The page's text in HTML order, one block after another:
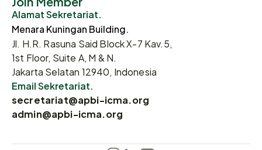
Alamat Sekretariat.
Menara Kuningan Building.
Jl. H.R. Rasuna Said Block X-7 Kav.5,
1st Floor, Suite A, M & N.
Jakarta Selatan 12940, Indonesia
Email Sekretariat.
secretariat@apbi-icma.org
admin@apbi-icma.org